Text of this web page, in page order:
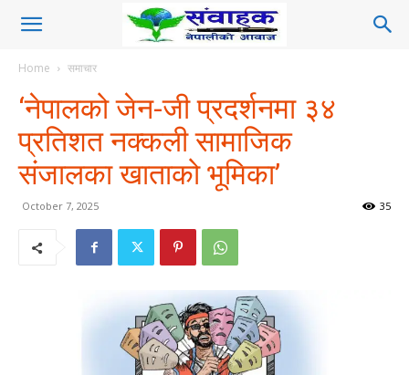
Home समाचार
‘नेपालको जेन-जी प्रदर्शनमा ३४
प्रतिशत नक्कली सामाजिक
संजालका खाताको भूमिका’
October 7, 2025 35